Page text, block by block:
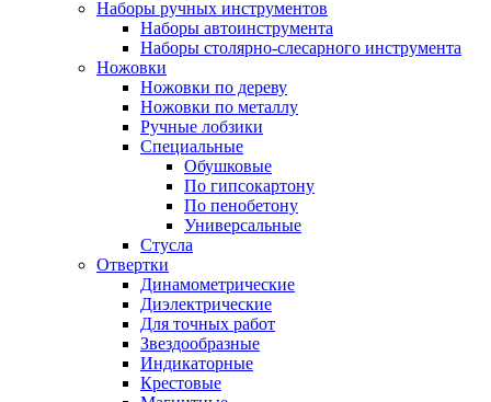
Наборы ручных инструментов
Наборы автоинструмента
Наборы столярно-слесарного инструмента
Ножовки
Ножовки по дереву
Ножовки по металлу
Ручные лобзики
Специальные
Обушковые
По гипсокартону
По пенобетону
Универсальные
Стусла
Отвертки
Динамометрические
Диэлектрические
Для точных работ
Звездообразные
Индикаторные
Крестовые